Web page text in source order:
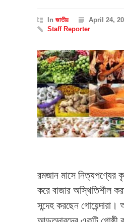
In জাতীয়
April 24,
Staff Reporter
রমজান মাসে নিত্যপণ্যের
করে বাজার অস্থিতিশীল
সন্দেহ করছেন